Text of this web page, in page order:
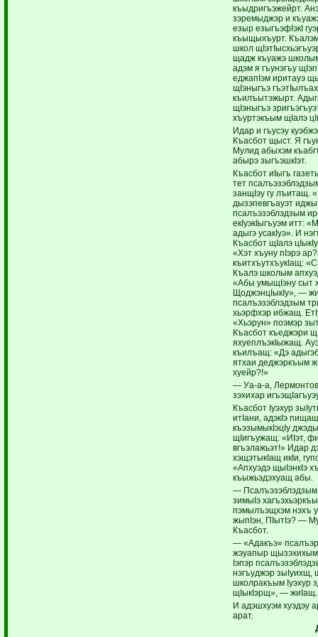
къыдригъэжейрт.
зэремыджэр и
езыр езыгъэфIэкI
къыщыхъурт.
школ
щадж къуажэ
адэм я гъунэгъу
еджапIэм иритауэ
щIэныгъэ
къилъытэжырт.
щIэныгъэ
хъуртэкъым щIалэ
Идар и гъусэу
Къасбот щыст. Я
Мулид абыхэм
абырэ зыгъэшкIэт.
Къасбот иIыгъ
тет
занщIэу гу лъитащ.
дызэпевгъауэт
псалъэзэблэдзым
екIуэкIыгъуэм итт:
адыгэ усакIуэ». И
Къасбот щIалэ
«Хэт хъуну пIэрэ
къитхъутхъукIащ:
Къалэ школым
«Абы умыщIэну сыт
ЩоджэнцIыкIу», —
псалъэзэблэдзым
хьэрфхэр ибжащ.
«Хьэрун» поэмэр
Къасбот къеджэри
яхуеплъэкIыжащ.
къилъащ: «Дэ
ятхаи деджэркъым
хуейр?!»
— Уа-а-а,
зэхихар
Къасбот Iуэхур
итIани, адэкIэ
къэзымыкIэцIу
щIигъужащ: «ИIэт,
вгъэлажьэт!» Идар
хэщэтыкIащ икIи,
«Апхуэдэ щыIэнкIэ
къыжьэдэхуащ абы.
—
зимыIэ
пэмылъэщхэм нэхъ
жыпIэн, ПIытIэ? —
Къасбот.
— «Адакъэ»
жэуапыр
Iэпэр
нэгъуджэр
школракъым Iуэхур
щIыкIэрщ», — жиIащ.
И адэшхуэм хуэдэу
арат.